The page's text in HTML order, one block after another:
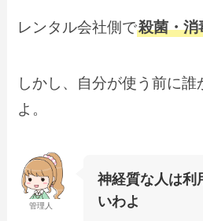
レンタル会社側で殺菌・消
しかし、自分が使う前に誰
よ。
管理人
神経質な人は利
いわよ